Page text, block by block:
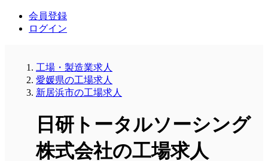
会員登録
ログイン
工場・製造業求人
愛媛県の工場求人
新居浜市の工場求人
日研トータルソーシング
株式会社の工場求人